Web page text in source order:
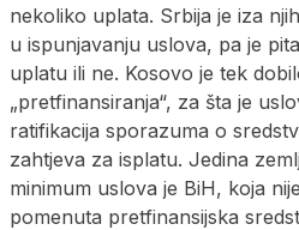
nekoliko uplata. Srbija je iza
u ispunjavanju uslova, pa je
uplatu ili ne. Kosovo je tek
„pretfinansiranja“, za šta je
ratifikacija sporazuma o
zahtjeva za isplatu. Jedina
minimum uslova je BiH, koja
pomenuta pretfinansijska